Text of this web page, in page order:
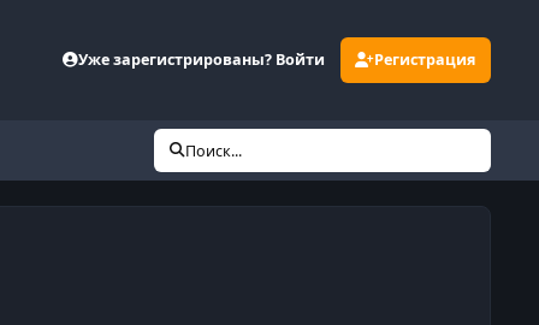
Уже зарегистрированы? Войти Регистрация
Поиск...